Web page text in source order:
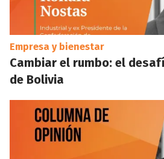
Empresa y bienestar
Cambiar el rumbo: el
de Bolivia